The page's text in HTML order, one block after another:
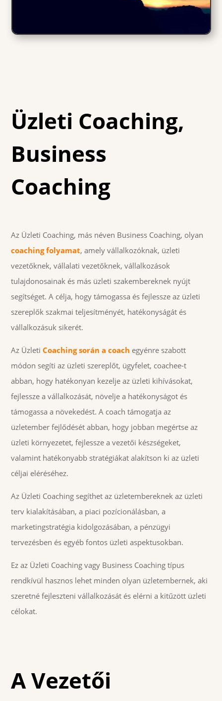
Üzleti Coaching,
Business
Coaching
Az Üzleti Coaching, más néven Business Coaching, olyan
coaching folyamat, amely vállalkozóknak, üzleti
vezetőknek, vállalati vezetőknek, vállalkozások
tulajdonosainak és más üzleti szakembereknek nyújt
segítséget. A célja, hogy támogassa és fejlessze az üzleti
szereplők szakmai teljesítményét, hatékonyságát és
vállalkozásuk sikerét.
Az ÜzletiCoaching során a coach egyénre szabott
módon segíti az üzleti szereplőt, ügyfelet, coachee-t
abban, hogy hatékonyan kezelje az üzleti kihívásokat,
fejlessze a vállalkozását, növelje a hatékonyságot és
támogassa a növekedést. A coach támogatja az
üzletember fejlődését abban, hogy jobban megértse az
üzleti környezetet, fejlessze a vezetői készségeket,
valamint hatékonyabb stratégiákat alakítson ki az üzleti
céljai eléréséhez.
Az Üzleti Coaching segíthet az üzletembereknek az üzleti
terv kialakításában, a piaci pozícionálásban, a
marketingstratégia kidolgozásában, a pénzügyi
tervezésben és egyéb fontos üzleti aspektusokban.
Ez az Üzleti Coaching vagy Business Coaching típus
rendkívül hasznos lehet minden olyan üzletembernek, aki
szeretné fejleszteni vállalkozását és elérni a kitűzött üzleti
célokat.
A Vezetői